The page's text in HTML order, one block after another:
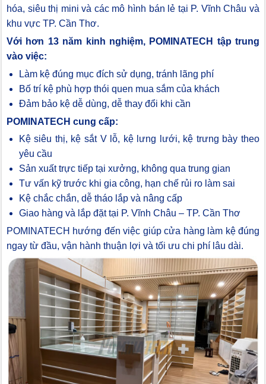
hóa, siêu thị mini và các mô hình bán lẻ tại P. Vĩnh Châu và
khu vực TP. Cần Thơ.
Với hơn 13 năm kinh nghiệm, POMINATECH tập trung
vào việc:
Làm kệ đúng mục đích sử dụng, tránh lãng phí
Bố trí kệ phù hợp thói quen mua sắm của khách
Đảm bảo kệ dễ dùng, dễ thay đổi khi cần
POMINATECH cung cấp:
Kệ siêu thị, kệ sắt V lỗ, kệ lưng lưới, kệ trưng bày theo
yêu cầu
Sản xuất trực tiếp tại xưởng, không qua trung gian
Tư vấn kỹ trước khi gia công, hạn chế rủi ro làm sai
Kệ chắc chắn, dễ tháo lắp và nâng cấp
Giao hàng và lắp đặt tại P. Vĩnh Châu – TP. Cần Thơ
POMINATECH hướng đến việc giúp cửa hàng làm kệ đúng
ngay từ đầu, vận hành thuận lợi và tối ưu chi phí lâu dài.